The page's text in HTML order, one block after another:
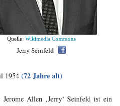
Quelle: Wikimedia Commons
Jerry Seinfeld
1954 (72 Jahre alt)
Jerome Allen ‚Jerry‘ Seinfeld ist ein